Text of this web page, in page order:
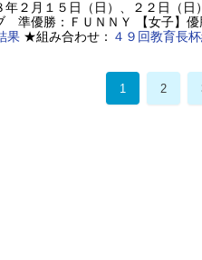
２月１５日（日）、２２日（
準優勝：ＦＵＮＮＹ 【女子】
果★組み合わせ： ４９回教育長
1 2